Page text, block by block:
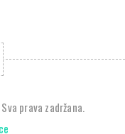
prava zadržana.